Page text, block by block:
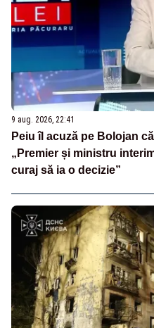
9 aug. 2026, 22:41
Peiu îl acuză pe Bolojan
„Premier și ministru
curaj să ia o decizie”